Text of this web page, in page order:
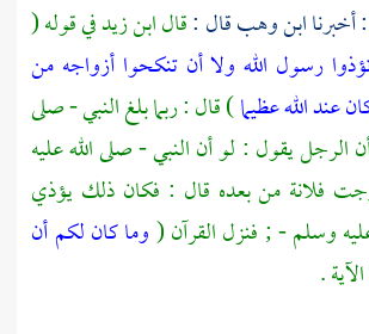
ابن وهبقال :قالابن زيدفي قوله (
رسول الله ولا أن تنكحوا أزواجه من
عند الله عظيما) قال : ربما بلغ النبي - صلى
الرجل يقول : لو أن النبي - صلى الله عليه
فلانة من بعده قال : فكان ذلك يؤذي
وسلم - ; فنزل القرآن (وما كان لكم أن
.